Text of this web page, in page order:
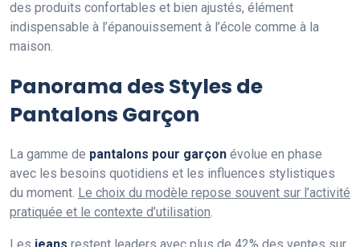
des produits confortables et bien ajustés, élément
indispensable à l’épanouissement à l’école comme à la
maison.
Panorama des Styles de
Pantalons Garçon
La gamme de pantalons pour garçon évolue en phase
avec les besoins quotidiens et les influences stylistiques
du moment. Le choix du modèle repose souvent sur l’activité
pratiquée et le contexte d’utilisation.